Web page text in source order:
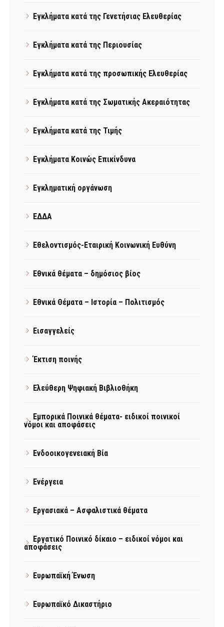
Εγκλήματα κατά της Γενετήσιας Ελευθερίας
Εγκλήματα κατά της Περιουσίας
Εγκλήματα κατά της προσωπικής Ελευθερίας
Εγκλήματα κατά της Σωματικής Ακεραιότητας
Εγκλήματα κατά της Τιμής
Εγκλήματα Κοινώς Επικίνδυνα
Εγκληματική οργάνωση
ΕΔΔΑ
Εθελοντισμός-Εταιρική Κοινωνική Ευθύνη
Εθνικά θέματα – δημόσιος βίος
Εθνικά Θέματα – Ιστορία – Πολιτισμός
Εισαγγελείς
Έκτιση ποινής
Ελεύθερη Ψηφιακή Βιβλιοθήκη
Εμπορικά Ποινικά θέματα- ειδικοί ποινικοί
νόμοι και αποφάσεις
Ενδοοικογενειακή Βία
Ενέργεια
Εργασιακά – Ασφαλιστικά θέματα
Εργατικό Ποινικό δίκαιο – ειδικοί νόμοι και
αποφάσεις
Ευρωπαϊκή Ένωση
Ευρωπαϊκό Δικαστήριο